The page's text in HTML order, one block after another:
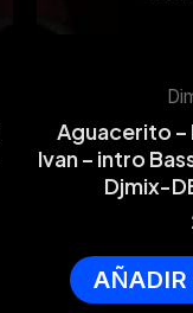
Aguacerito –
Ivan – intro
Djmix-